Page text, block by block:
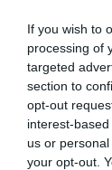
If you wish to
processing of
targeted
section to
opt-out
interest-
us or
your opt-out.
Drewry: